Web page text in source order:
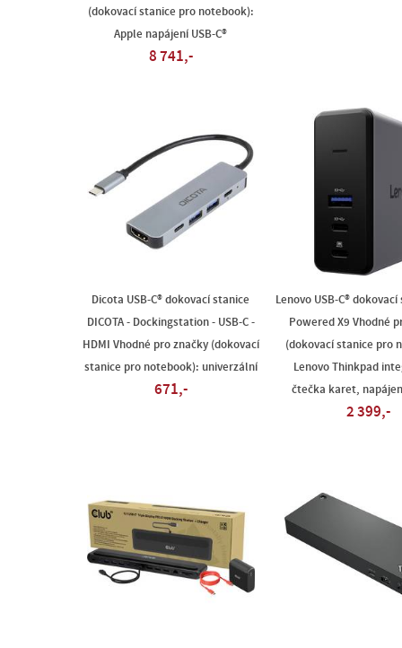
(dokovací stanice pro notebook):
Apple napájení USB-C®
8 741,-
Dicota USB-C® dokovací stanice
DICOTA - Dockingstation - USB-C -
HDMI Vhodné pro značky (dokovací
stanice pro notebook): univerzální
671,-
Lenovo USB-C®
Powered X9 Vhodné
(dokovací stanice pro
Lenovo Thinkpad
čtečka karet,
2 399,-